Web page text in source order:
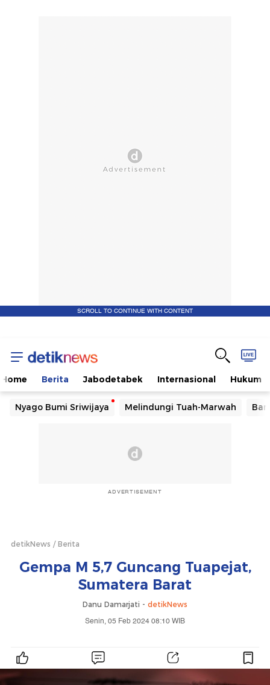
SCROLL TO CONTINUE WITH CONTENT
Home Berita Jabodetabek Internasional Hukum
Nyago Bumi Sriwijaya Melindungi Tuah-Marwah
ADVERTISEMENT
detikNews Berita
Gempa M 5,7 Guncang Tuapejat,
Sumatera Barat
Danu Damarjati - detikNews
Senin, 05 Feb 2024 08:10 WIB